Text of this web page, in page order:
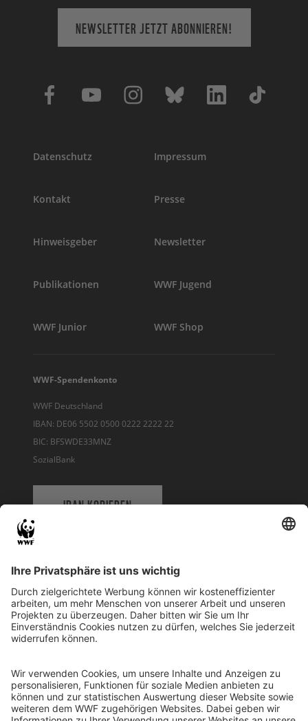
NEWSLETTER JETZT ABONNIEREN!
Datenschutz Impressum
Kontakt Presse
Hinweisgeber Newsletter
Publikationen WWF Jugend
WWF Junior WWF Shop
WWF-Spendenkonto
WWF Deutschland
IBAN: DE06 5502 0500 0222 2222 22
BIC: BFSWDE33MNZ
SozialBank
IBAN KOPIEREN
WWF Deutschland
Reinhardtstr. 18
10117 Berlin
Ihre Spende kann steuerlich geltend gemacht werden
Registriert als Stiftung WWF Deutschland, Senatsverwaltung für